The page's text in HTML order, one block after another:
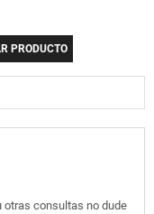
PRODUCTO
otras consultas no dude